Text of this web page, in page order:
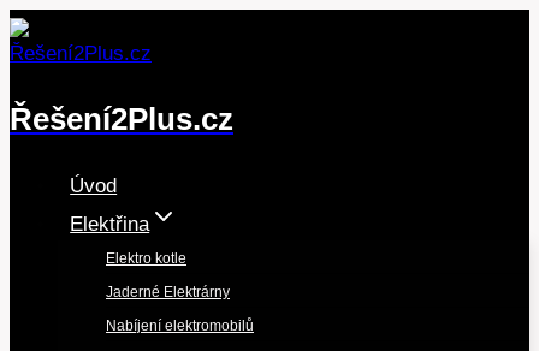
Přeskočit
na
Řešení2Plus.cz
Úvod
Elektřina
Elektro kotle
Jaderné Elektrárny
Nabíjení elektromobilů